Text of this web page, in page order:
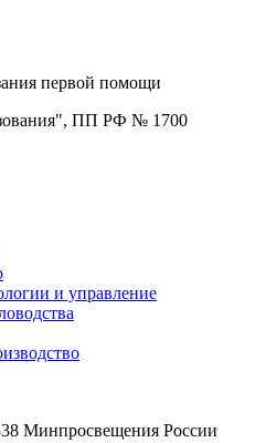
первой помощи
ПП РФ № 1700
и управление
Минпросвещения России